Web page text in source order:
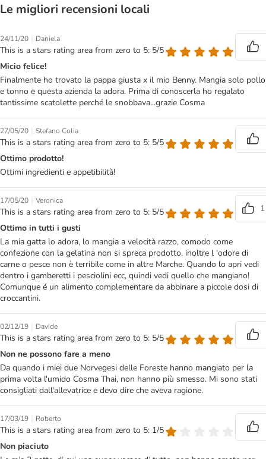
Le migliori recensioni locali
24/11/20 | Daniela
This is a stars rating area from zero to 5: 5/5
Micio felice!
Finalmente ho trovato la pappa giusta x il mio Benny. Mangia solo pollo
e tonno e questa azienda la adora. Prima di conoscerla ho regalato
tantissime scatolette perché le snobbava...grazie Cosma
27/05/20 | Stefano Colia
This is a stars rating area from zero to 5: 5/5
Ottimo prodotto!
Ottimi ingredienti e appetibilità!
17/05/20 | Veronica
This is a stars rating area from zero to 5: 5/5
1
Ottimo in tutti i gusti
La mia gatta lo adora, lo mangia a velocità razzo, comodo come
confezione con la gelatina non si spreca prodotto, inoltre l 'odore di
carne o pesce non è terribile come in altre Marche. Quando lo apri vedi
dentro i gamberetti i pesciolini ecc, quindi vedi quello che mangiano!
Comunque é un alimento complementare da abbinare a piccole dosi di
croccantini.
02/12/19 | Davide
This is a stars rating area from zero to 5: 5/5
Non ne possono fare a meno
Da quando i miei due Norvegesi delle Foreste hanno mangiato per la
prima volta l'umido Cosma Thai, non hanno più smesso. Mi sono stati
consigliati dall'allevatrice e devo dire che aveva ragione.
17/03/19 | Roberto
This is a stars rating area from zero to 5: 1/5
Non piaciuto